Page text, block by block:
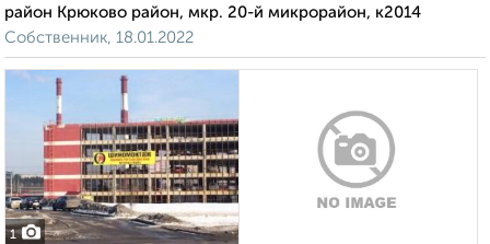
район Крюково район, мкр. 20-й микрорайон, к2014
Собственник, 18.01.2022
1